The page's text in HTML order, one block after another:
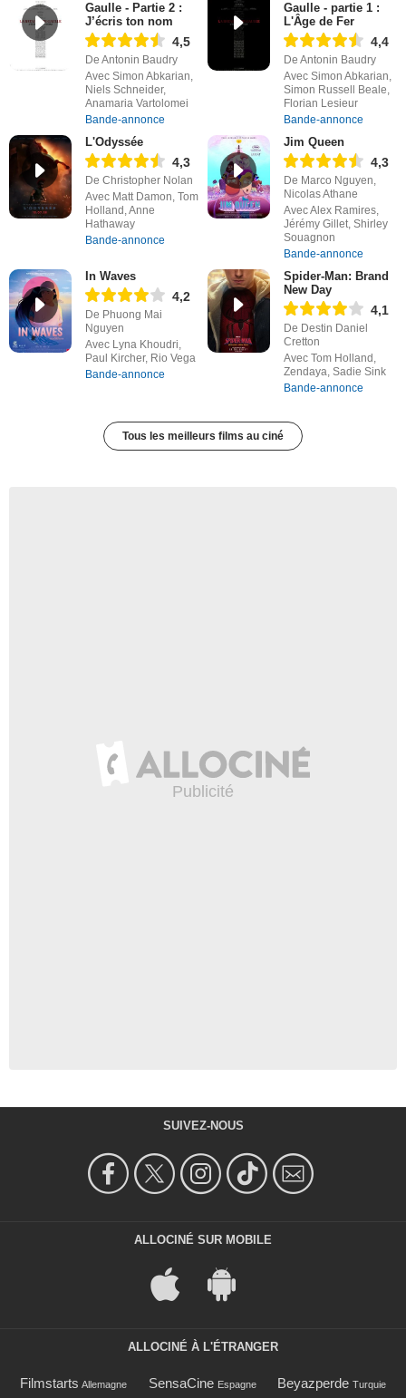
Gaulle - Partie 2 :
J’écris ton nom
4,5
De Antonin Baudry
Avec Simon Abkarian,
Niels Schneider,
Anamaria Vartolomei
Bande-annonce
Gaulle - partie 1 :
L'Âge de Fer
4,4
De Antonin Baudry
Avec Simon Abkarian,
Simon Russell Beale,
Florian Lesieur
Bande-annonce
L'Odyssée
4,3
De Christopher Nolan
Avec Matt Damon, Tom
Holland, Anne
Hathaway
Bande-annonce
Jim Queen
4,3
De Marco Nguyen,
Nicolas Athane
Avec Alex Ramires,
Jérémy Gillet, Shirley
Souagnon
Bande-annonce
In Waves
4,2
De Phuong Mai
Nguyen
Avec Lyna Khoudri,
Paul Kircher, Rio Vega
Bande-annonce
Spider-Man: Brand
New Day
4,1
De Destin Daniel
Cretton
Avec Tom Holland,
Zendaya, Sadie Sink
Bande-annonce
Tous les meilleurs films au ciné
SUIVEZ-NOUS
ALLOCINÉ SUR MOBILE
ALLOCINÉ À L'ÉTRANGER
Filmstarts Allemagne SensaCine Espagne Beyazperde Turquie